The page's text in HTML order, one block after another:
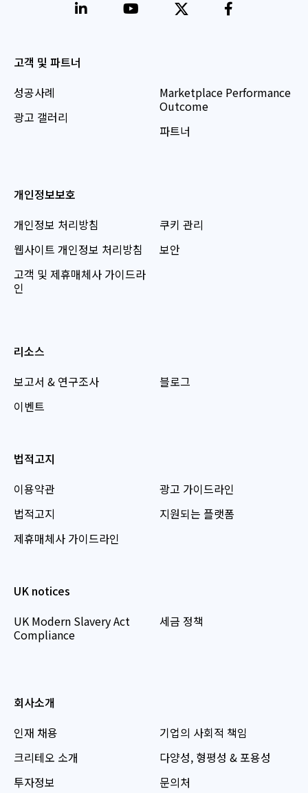
고객 및 파트너
성공사례
광고 갤러리
Marketplace Performance
Outcome
파트너
개인정보보호
개인정보 처리방침
웹사이트 개인정보 처리방침
고객 및 제휴매체사 가이드라
인
쿠키 관리
보안
리소스
보고서 & 연구조사
이벤트
블로그
법적고지
이용약관
법적고지
제휴매체사 가이드라인
광고 가이드라인
지원되는 플랫폼
UK notices
UK Modern Slavery Act
Compliance
세금 정책
회사소개
인재 채용
크리테오 소개
투자정보
기업의 사회적 책임
다양성, 형평성 & 포용성
문의처